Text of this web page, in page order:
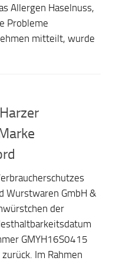
Allergen Haselnuss,
Probleme
mitteilt, wurde
Wurstwaren GmbH &
der
GMYH16S0415
Im Rahmen